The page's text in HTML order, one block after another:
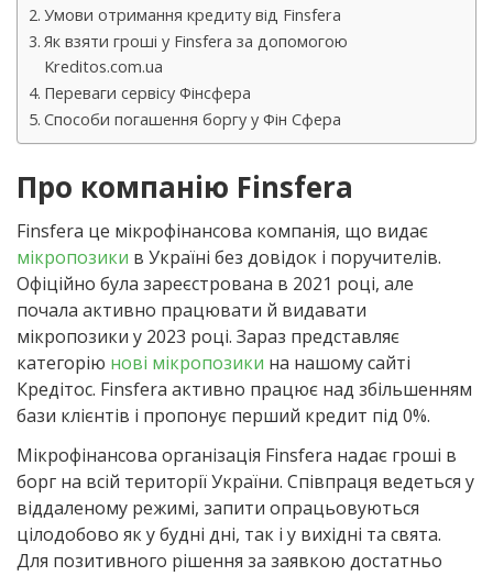
Умови отримання кредиту від Finsfera
Як взяти гроші у Finsfera за допомогою
Kreditos.com.ua
Переваги сервісу Фінсфера
Способи погашення боргу у Фін Сфера
Про компанію Finsfera
Finsfera це мікрофінансова компанія, що видає
мікропозики в Україні без довідок і поручителів.
Офіційно була зареєстрована в 2021 році, але
почала активно працювати й видавати
мікропозики у 2023 році. Зараз представляє
категорію нові мікропозики на нашому сайті
Кредітос. Finsfera активно працює над збільшенням
бази клієнтів і пропонує перший кредит під 0%.
Мікрофінансова організація Finsfera надає гроші в
борг на всій території України. Співпраця ведеться у
віддаленому режимі, запити опрацьовуються
цілодобово як у будні дні, так і у вихідні та свята.
Для позитивного рішення за заявкою достатньо